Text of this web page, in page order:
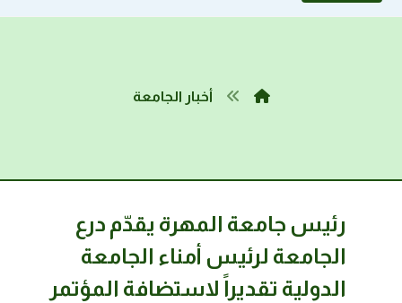
أخبار الجامعة
رئيس جامعة المهرة يقدّم درع
الجامعة لرئيس أمناء الجامعة
الدولية تقديراً لاستضافة المؤتمر